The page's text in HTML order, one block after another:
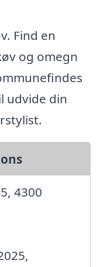
Find en
og omegn
udvide din
4300